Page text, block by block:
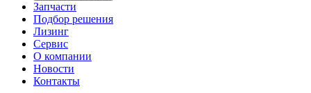
Запчасти
Подбор решения
Лизинг
Сервис
О компании
Новости
Контакты